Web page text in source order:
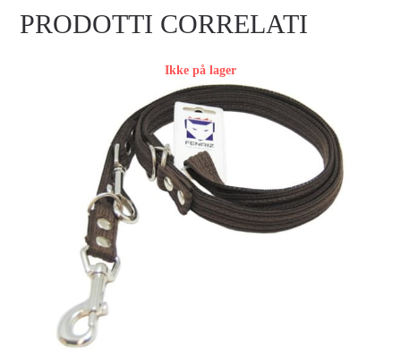
PRODOTTI CORRELATI
Ikke på lager
FENRIZ DRESSURLINE, 2,2M/15MM BRUN